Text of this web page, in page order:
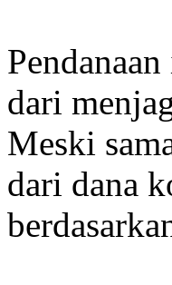
dari
Meski
dari dana